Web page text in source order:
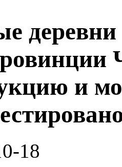
деревни
и
18